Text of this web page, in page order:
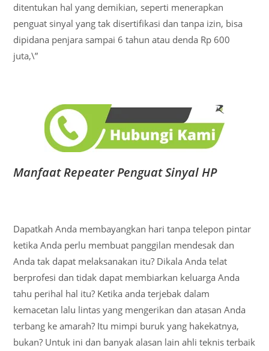
ditentukan hal yang demikian, seperti menerapkan
penguat sinyal yang tak disertifikasi dan tanpa izin, bisa
dipidana penjara sampai 6 tahun atau denda Rp 600
juta,\”
Manfaat Repeater Penguat Sinyal HP
Dapatkah Anda membayangkan hari tanpa telepon pintar
ketika Anda perlu membuat panggilan mendesak dan
Anda tak dapat melaksanakan itu? Dikala Anda telat
berprofesi dan tidak dapat membiarkan keluarga Anda
tahu perihal hal itu? Ketika anda terjebak dalam
kemacetan lalu lintas yang mengerikan dan atasan Anda
terbang ke amarah? Itu mimpi buruk yang hakekatnya,
bukan? Untuk ini dan banyak alasan lain ahli teknis terbaik